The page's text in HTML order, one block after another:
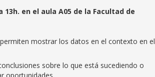
en el aula A05 de la Facultad de
mostrar los datos en el contexto en el
sobre lo que está sucediendo o